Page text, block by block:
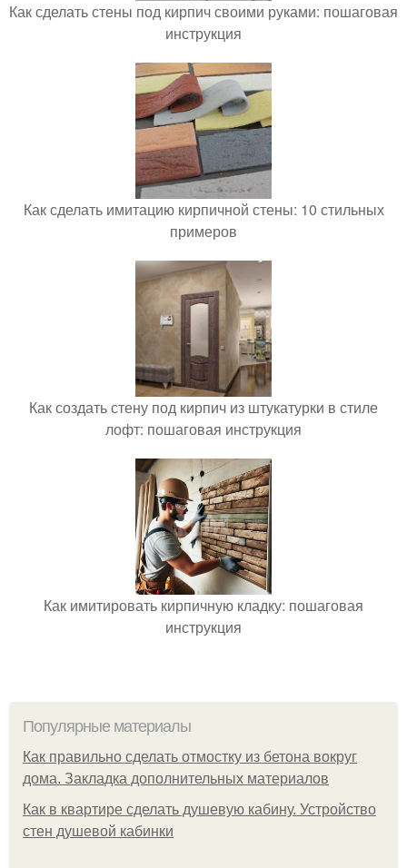
Как сделать стены под кирпич своими руками: пошаговая
инструкция
Как сделать имитацию кирпичной стены: 10 стильных
примеров
Как создать стену под кирпич из штукатурки в стиле
лофт: пошаговая инструкция
Как имитировать кирпичную кладку: пошаговая
инструкция
Популярные материалы
Как правильно сделать отмостку из бетона вокруг
дома. Закладка дополнительных материалов
Как в квартире сделать душевую кабину. Устройство
стен душевой кабинки